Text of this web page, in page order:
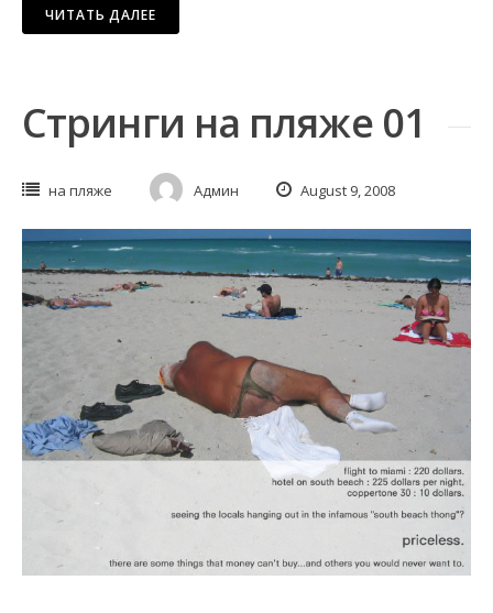
ЧИТАТЬ ДАЛЕЕ
Стринги на пляже 01
на пляже Админ August 9, 2008